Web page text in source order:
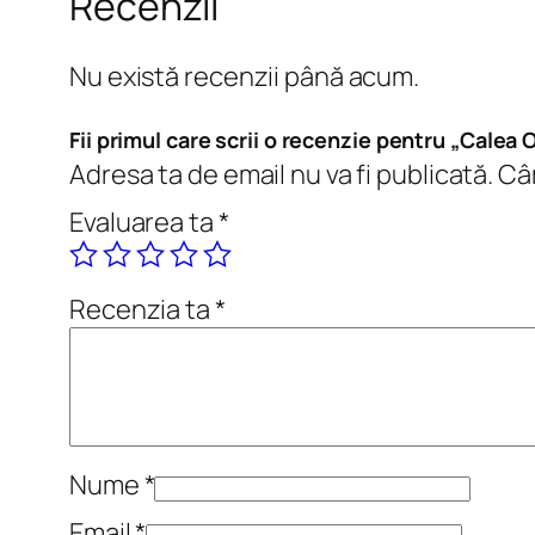
Nu există recenzii până acum.
Fii primul care scrii o recenzie pentru „Calea
Adresa ta de email nu va fi publicată.
Evaluarea ta*
Recenzia ta*
Nume*